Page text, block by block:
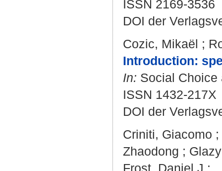
ISSN 2169-3536
DOI der
Cozic, Mikaël ;
Introduction:
In: Social Choice
ISSN 1432-217X
DOI der
Criniti, Giacomo ;
Zhaodong ;
Frost, Daniel J. :